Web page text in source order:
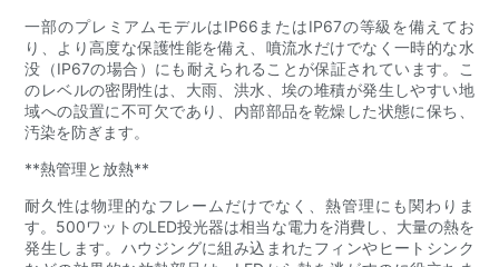
一部のプレミアムモデルはIP66またはIP67の等級を備えてお
り、より高度な保護性能を備え、噴流水だけでなく一時的な水
没（IP67の場合）にも耐えられることが保証されています。こ
のレベルの密閉性は、大雨、洪水、埃の堆積が発生しやすい地
域への設置に不可欠であり、内部部品を乾燥した状態に保ち、
汚染を防ぎます。
**熱管理と放熱**
耐久性は物理的なフレームだけでなく、熱管理にも関わりま
す。500ワットのLED投光器は相当な電力を消費し、大量の熱を
発生します。ハウジングに組み込まれたフィンやヒートシンク